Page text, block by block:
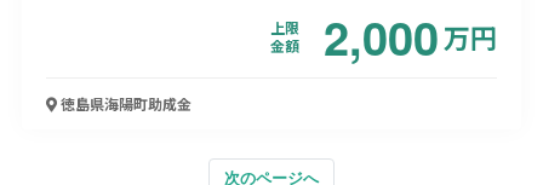
上限
金額
2,000万円
徳島県海陽町助成金
次のページへ